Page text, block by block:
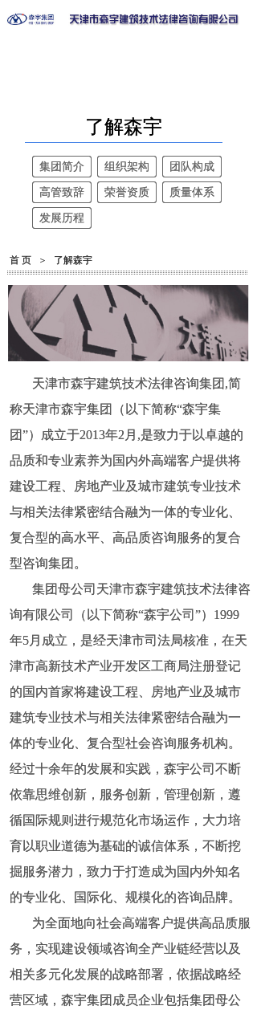
了解森宇
了解森宇
集团简介 组织架构
团队构成
高管致辞
荣誉资质
质量体系
发展历程
集团简介 组织架构
团队构成
高管致辞
荣誉资质
质量体系
发展历程
首 页 ＞ 了解森宇
首 页 ＞ 了解森宇
天津市森宇建筑技术法律咨询集团,简
称天津市森宇集团（以下简称“森宇集
团”）成立于2013年2月,是致力于以卓越的
品质和专业素养为国内外高端客户提供将
建设工程、房地产业及城市建筑专业技术
与相关法律紧密结合融为一体的专业化、
复合型的高水平、高品质咨询服务的复合
型咨询集团。
集团母公司天津市森宇建筑技术法律咨
询有限公司（以下简称“森宇公司”）1999
年5月成立，是经天津市司法局核准，在天
津市高新技术产业开发区工商局注册登记
的国内首家将建设工程、房地产业及城市
建筑专业技术与相关法律紧密结合融为一
体的专业化、复合型社会咨询服务机构。
经过十余年的发展和实践，森宇公司不断
依靠思维创新，服务创新，管理创新，遵
循国际规则进行规范化市场运作，大力培
育以职业道德为基础的诚信体系，不断挖
掘服务潜力，致力于打造成为国内外知名
的专业化、国际化、规模化的咨询品牌。
为全面地向社会高端客户提供高品质服
务，实现建设领域咨询全产业链经营以及
相关多元化发展的战略部署，依据战略经
营区域，森宇集团成员企业包括集团母公
天津市森宇建筑技术法律咨询集团,简
称天津市森宇集团（以下简称“森宇集
团”）成立于2013年2月,是致力于以卓越的
品质和专业素养为国内外高端客户提供将
建设工程、房地产业及城市建筑专业技术
与相关法律紧密结合融为一体的专业化、
复合型的高水平、高品质咨询服务的复合
型咨询集团。
集团母公司天津市森宇建筑技术法律咨
询有限公司（以下简称“森宇公司”）1999
年5月成立，是经天津市司法局核准，在天
津市高新技术产业开发区工商局注册登记
的国内首家将建设工程、房地产业及城市
建筑专业技术与相关法律紧密结合融为一
体的专业化、复合型社会咨询服务机构。
经过十余年的发展和实践，森宇公司不断
依靠思维创新，服务创新，管理创新，遵
循国际规则进行规范化市场运作，大力培
育以职业道德为基础的诚信体系，不断挖
掘服务潜力，致力于打造成为国内外知名
的专业化、国际化、规模化的咨询品牌。
为全面地向社会高端客户提供高品质服
务，实现建设领域咨询全产业链经营以及
相关多元化发展的战略部署，依据战略经
营区域，森宇集团成员企业包括集团母公